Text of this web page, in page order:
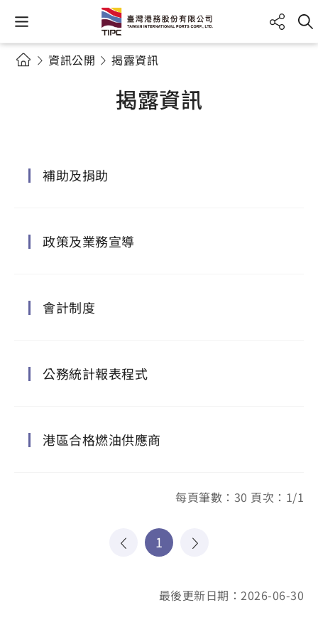
資訊公開 揭露資訊
揭露資訊
補助及捐助
政策及業務宣導
會計制度
公務統計報表程式
港區合格燃油供應商
每頁筆數：30 頁次：1/1
1
最後更新日期：2026-06-30